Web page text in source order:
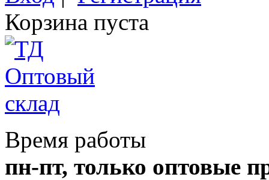
Корзина пуста
Время работы
пн-пт, только оптовые